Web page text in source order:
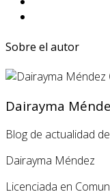
Sobre el autor
Dairayma
Blog de actualidad
Dairayma Méndez
Licenciada en